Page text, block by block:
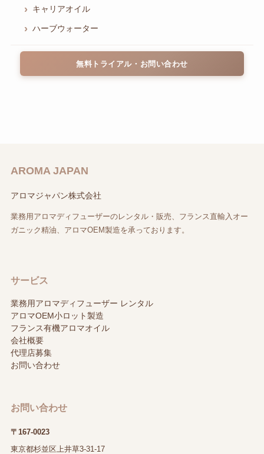
キャリアオイル
ハーブウォーター
無料トライアル・お問い合わせ
AROMA JAPAN
アロマジャパン株式会社
業務用アロマディフューザーのレンタル・販売、フランス直輸入オー
ガニック精油、アロマOEM製造を承っております。
サービス
業務用アロマディフューザー レンタル
アロマOEM小ロット製造
フランス有機アロマオイル
会社概要
代理店募集
お問い合わせ
お問い合わせ
〒167-0023
東京都杉並区上井草3-31-17